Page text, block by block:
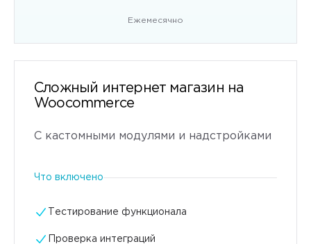
Ежемесячно
Сложный интернет магазин на
Woocommerce
С кастомными модулями и надстройками
Что включено
Тестирование функционала
Проверка интеграций